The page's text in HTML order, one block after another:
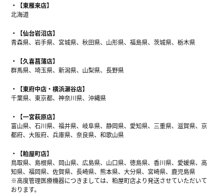
【東雁来店】
北海道
【仙台岩沼店】
青森県、岩手県、宮城県、秋田県、山形県、福島県、茨城県、栃木県
【久喜菖蒲店】
群馬県、埼玉県、新潟県、山梨県、長野県
【東府中店・横浜瀬谷店】
千葉県、東京都、神奈川県、沖縄県
【一宮萩原店】
富山県、石川県、福井県、岐阜県、静岡県、愛知県、三重県、滋賀県、京
都府、大阪府、兵庫県、奈良県、和歌山県
【粕屋町店】
鳥取県、島根県、岡山県、広島県、山口県、徳島県、香川県、愛媛県、高
知県、福岡県、佐賀県、長崎県、熊本県、大分県、宮崎県、鹿児島県
※高度管理医療機器につきましては、粕屋町店より発送させていただいて
おります。